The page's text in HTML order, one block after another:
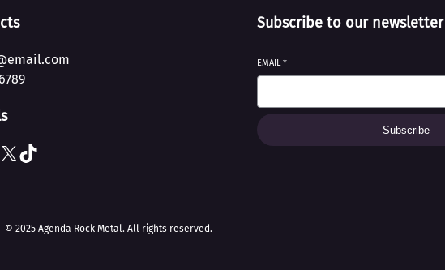
TikTok
Subscribe to our newsletter
EMAIL*
Subscribe
© 2025 Agenda Rock Metal. All rights reserved.